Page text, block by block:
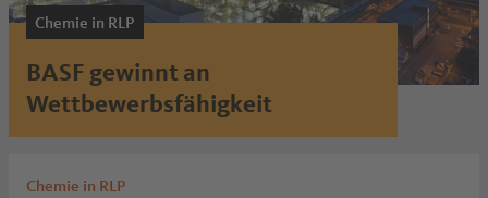
Chemie in RLP
BASF gewinnt an
Wettbewerbsfähigkeit
Chemie in RLP